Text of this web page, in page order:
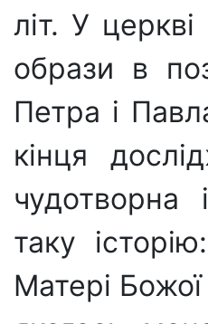
літ. У
образи в
Петра і
кінця
чудотворна
таку
Матері